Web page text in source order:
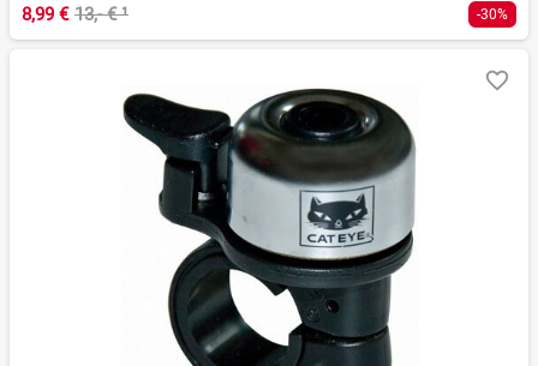
8,99 € 13,- €¹ -30%